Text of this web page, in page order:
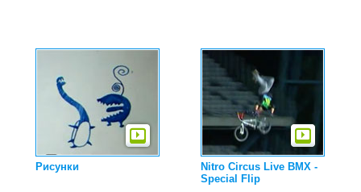
Рисунки
Nitro Circus Live BMX -
Special Flip